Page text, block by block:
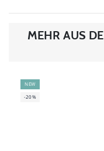
MEHR AUS
NEW
-20%